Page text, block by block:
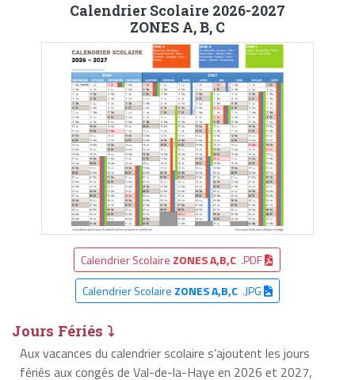
Calendrier Scolaire 2026-2027
ZONES A, B, C
Calendrier Scolaire ZONES A,B,C .PDF
Calendrier Scolaire ZONES A,B,C.JPG
Jours Fériés ⤵
Aux vacances du calendrier scolaire s’ajoutent les jours
fériés aux congés de Val-de-la-Haye en 2026 et 2027,